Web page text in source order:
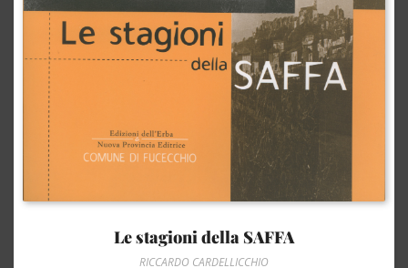
Le stagioni della SAFFA
RICCARDO CARDELLICCHIO